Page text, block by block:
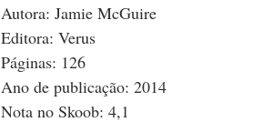
Autora: Jamie McGuire
Editora: Verus
Páginas: 126
Ano de publicação: 2014
Nota no Skoob: 4,1